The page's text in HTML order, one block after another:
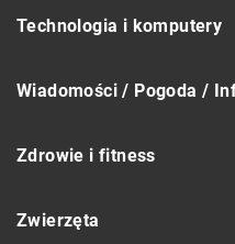
Technologia i komputery
Wiadomości / Pogoda /
Zdrowie i fitness
Zwierzęta